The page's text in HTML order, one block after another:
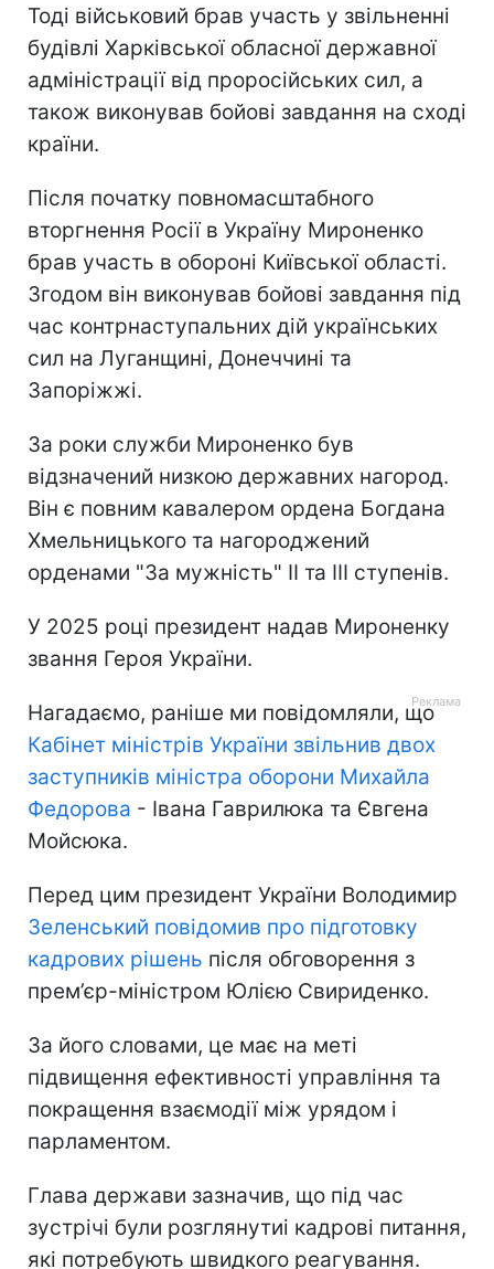
Тоді військовий брав участь у звільненні
будівлі Харківської обласної державної
адміністрації від проросійських сил, а
також виконував бойові завдання на сході
країни.
Після початку повномасштабного
вторгнення Росії в Україну Мироненко
брав участь в обороні Київської області.
Згодом він виконував бойові завдання під
час контрнаступальних дій українських
сил на Луганщині, Донеччині та
Запоріжжі.
За роки служби Мироненко був
відзначений низкою державних нагород.
Він є повним кавалером ордена Богдана
Хмельницького та нагороджений
орденами "За мужність" II та III ступенів.
У 2025 році президент надав Мироненку
звання Героя України.
Нагадаємо, раніше ми повідомляли, що
Кабінет міністрів України звільнив двох
заступників міністра оборони Михайла
Федорова - Івана Гаврилюка та Євгена
Мойсюка.
Перед цим президент України Володимир
Зеленський повідомив про підготовку
кадрових рішень після обговорення з
прем’єр-міністром Юлією Свириденко.
За його словами, це має на меті
підвищення ефективності управління та
покращення взаємодії між урядом і
парламентом.
Глава держави зазначив, що під час
зустрічі були розглянутиі кадрові питання,
які потребують швидкого реагування.